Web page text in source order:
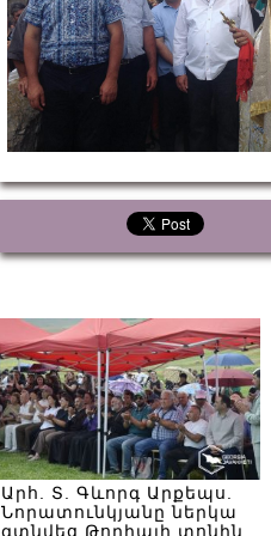
Արհ. Տ. Գևորգ Արքեպս.
Նորատունկյանը ներկա
գտնվեց Թորիայի տոնին